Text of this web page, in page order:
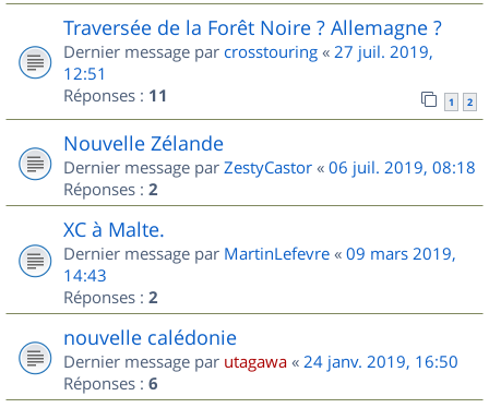
Traversée de la Forêt Noire ? Allemagne ?
Dernier message par crosstouring « 27 juil. 2019,
12:51
Réponses : 11 1 2
Nouvelle Zélande
Dernier message par ZestyCastor « 06 juil. 2019, 08:18
Réponses : 2
XC à Malte.
Dernier message par MartinLefevre « 09 mars 2019,
14:43
Réponses : 2
nouvelle calédonie
Dernier message par utagawa « 24 janv. 2019, 16:50
Réponses : 6